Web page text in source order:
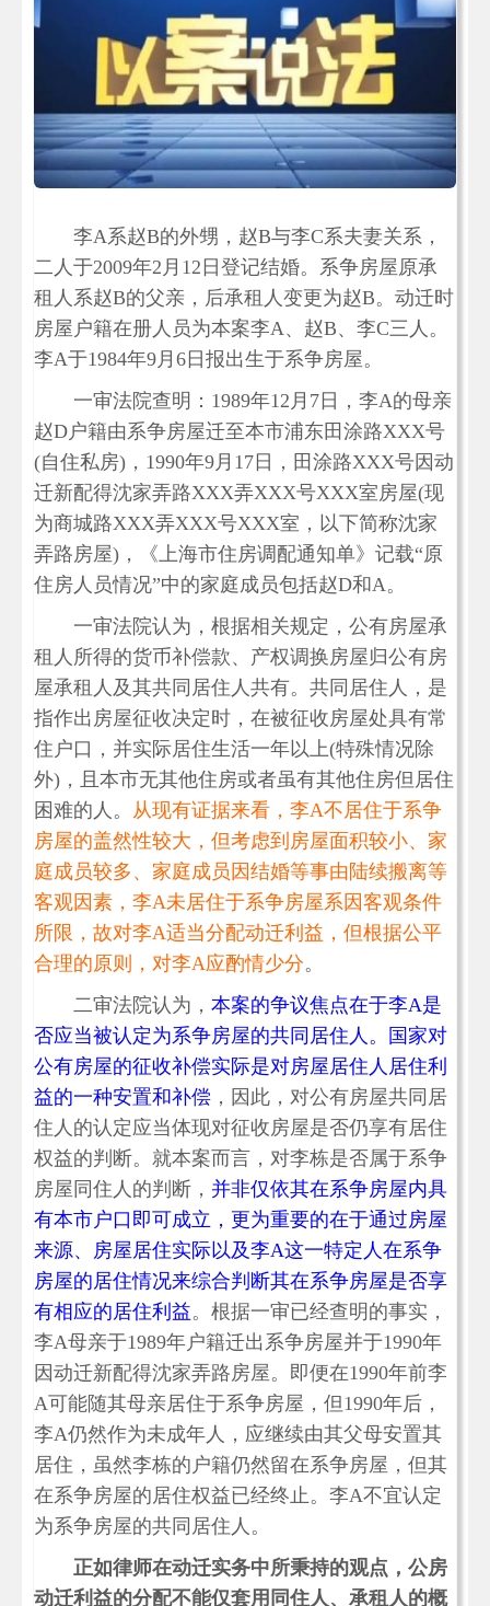
李A系赵B的外甥，赵B与李C系夫妻关系，
二人于2009年2月12日登记结婚。系争房屋原承
租人系赵B的父亲，后承租人变更为赵B。动迁时
房屋户籍在册人员为本案李A、赵B、李C三人。
李A于1984年9月6日报出生于系争房屋。
一审法院查明：1989年12月7日，李A的母亲
赵D户籍由系争房屋迁至本市浦东田涂路XXX号
(自住私房)，1990年9月17日，田涂路XXX号因动
迁新配得沈家弄路XXX弄XXX号XXX室房屋(现
为商城路XXX弄XXX号XXX室，以下简称沈家
弄路房屋)，《上海市住房调配通知单》记载“原
住房人员情况”中的家庭成员包括赵D和A。
一审法院认为，根据相关规定，公有房屋承
租人所得的货币补偿款、产权调换房屋归公有房
屋承租人及其共同居住人共有。共同居住人，是
指作出房屋征收决定时，在被征收房屋处具有常
住户口，并实际居住生活一年以上(特殊情况除
外)，且本市无其他住房或者虽有其他住房但居住
困难的人。 从现有证据来看，李A不居住于系争
房屋的盖然性较大，但考虑到房屋面积较小、家
庭成员较多、家庭成员因结婚等事由陆续搬离等
客观因素，李A未居住于系争房屋系因客观条件
所限，故对李A适当分配动迁利益，但根据公平
合理的原则，对李A应酌情少分。
二审法院认为， 本案的争议焦点在于李A是
否应当被认定为系争房屋的共同居住人。国家对
公有房屋的征收补偿实际是对房屋居住人居住利
益的一种安置和补偿 ，因此，对公有房屋共同居
住人的认定应当体现对征收房屋是否仍享有居住
权益的判断。就本案而言，对李栋是否属于系争
房屋同住人的判断， 并非仅依其在系争房屋内具
有本市户口即可成立，更为重要的在于通过房屋
来源、房屋居住实际以及李A这一特定人在系争
房屋的居住情况来综合判断其在系争房屋是否享
有相应的居住利益。根据一审已经查明的事实，
李A母亲于1989年户籍迁出系争房屋并于1990年
因动迁新配得沈家弄路房屋。即便在1990年前李
A可能随其母亲居住于系争房屋，但1990年后，
李A仍然作为未成年人，应继续由其父母安置其
居住，虽然李栋的户籍仍然留在系争房屋，但其
在系争房屋的居住权益已经终止。李A不宜认定
为系争房屋的共同居住人。
正如律师在动迁实务中所秉持的观点，公房
动迁利益的分配不能仅套用同住人、承租人的概